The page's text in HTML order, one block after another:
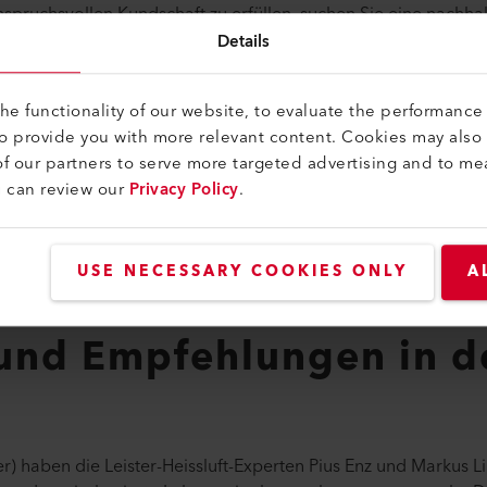
Details
functionality of our website, to evaluate the
provide you with more relevant content. Cookies may
our partners to serve more targeted advertising and to
review ourPrivacy Policy.
USE NECESSARY COOKIES ONLY
Kundschaft zu erfüllen, suchen Sie eine
Verschliessmaschinen für nachhaltige Kartonverpackungen
das prozesssicher ist, gleichbleibend hohe Qualität der
Gleichzeitig wollen Sie die Beschaffungs- und
Sie das für Sie passende Maschinenkonzept.
Empfehlungen in
haben die Leister-Heissluft-Experten Pius Enz und Markus